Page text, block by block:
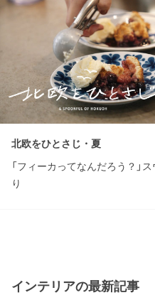
北欧をひとさじ・夏
「フィーカってなんだろう？」
り
インテリアの最新記事